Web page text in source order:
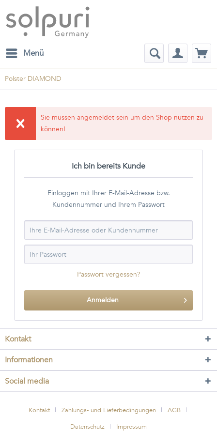
Menü
Polster DIAMOND
Sie müssen angemeldet sein um den Shop nutzen zu
können!
Ich bin bereits Kunde
Einloggen mit Ihrer E-Mail-Adresse bzw.
Kundennummer und Ihrem Passwort
Passwort vergessen?
Anmelden
Kontakt
Informationen
Social media
Kontakt Zahlungs- und Lieferbedingungen
AGB
Datenschutz
Impressum